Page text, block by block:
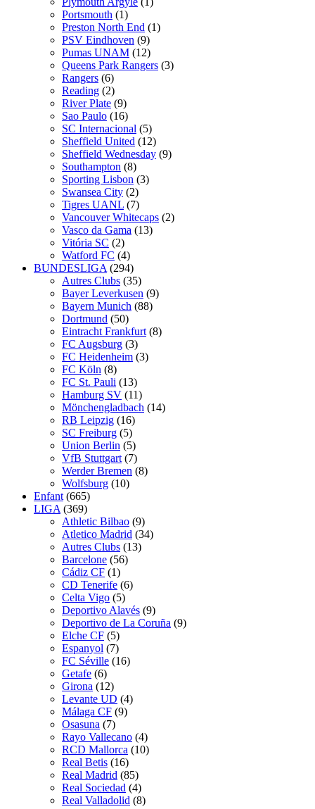
Portsmouth (1)
Preston North End (1)
PSV Eindhoven (9)
Pumas UNAM (12)
Queens Park Rangers (3)
Rangers (6)
Reading (2)
River Plate (9)
Sao Paulo (16)
SC Internacional (5)
Sheffield United (12)
Sheffield Wednesday (9)
Southampton (8)
Sporting Lisbon (3)
Swansea City (2)
Tigres UANL (7)
Vancouver Whitecaps (2)
Vasco da Gama (13)
Vitória SC (2)
Watford FC (4)
BUNDESLIGA (294)
Autres Clubs (35)
Bayer Leverkusen (9)
Bayern Munich (88)
Dortmund (50)
Eintracht Frankfurt (8)
FC Augsburg (3)
FC Heidenheim (3)
FC Köln (8)
FC St. Pauli (13)
Hamburg SV (11)
Mönchengladbach (14)
RB Leipzig (16)
SC Freiburg (5)
Union Berlin (5)
VfB Stuttgart (7)
Werder Bremen (8)
Wolfsburg (10)
Enfant (665)
LIGA (369)
Athletic Bilbao (9)
Atletico Madrid (34)
Autres Clubs (13)
Barcelone (56)
Cádiz CF (1)
CD Tenerife (6)
Celta Vigo (5)
Deportivo Alavés (9)
Deportivo de La Coruña (9)
Elche CF (5)
Espanyol (7)
FC Séville (16)
Getafe (6)
Girona (12)
Levante UD (4)
Málaga CF (9)
Osasuna (7)
Rayo Vallecano (4)
RCD Mallorca (10)
Real Betis (16)
Real Madrid (85)
Real Sociedad (4)
Real Valladolid (8)